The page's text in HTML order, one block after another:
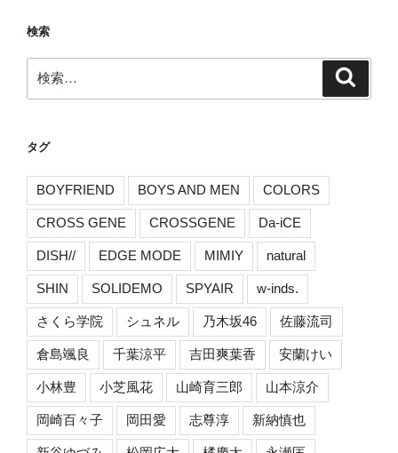
検索
索:
タグ
BOYFRIEND BOYS AND MEN COLORS
CROSS GENE CROSSGENE Da-iCE
DISH// EDGE MODE MIMIY natural
SHIN SOLIDEMO SPYAIR w-inds.
さくら学院 シュネル 乃木坂46 佐藤流司
倉島颯良 千葉涼平 吉田爽葉香 安蘭けい
小林豊 小芝風花 山崎育三郎 山本涼介
岡崎百々子 岡田愛 志尊淳 新納慎也